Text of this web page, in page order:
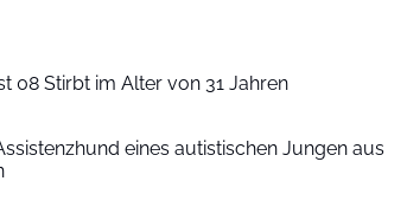
08 Stirbt im Alter von 31 Jahren
eines autistischen Jungen aus